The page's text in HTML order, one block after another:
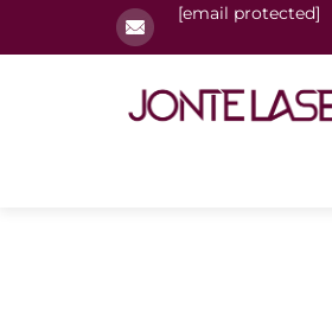
[email protected]